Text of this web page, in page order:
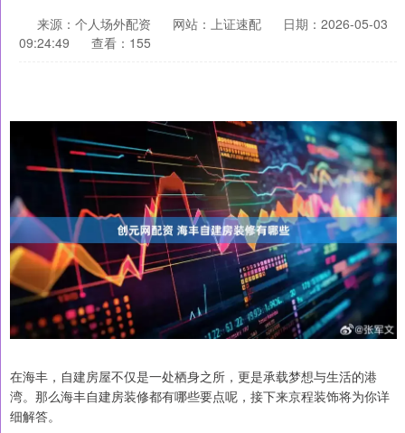
来源：个人场外配资 网站：上证速配
日期：2026-05-03
09:24:49
查看：155
在海丰，自建房屋不仅是一处栖身之所，更是承载梦想与生活的港
湾。那么海丰自建房装修都有哪些要点呢，接下来京程装饰将为你详
细解答。